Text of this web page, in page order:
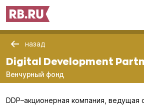
назад
Digital Development
Венчурный фонд
DDP–акционерная компания, ведущая